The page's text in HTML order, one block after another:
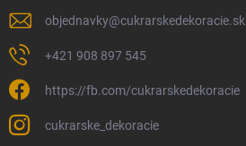
objednavky@cukrarskedekoracie.sk
+421 908 897 545
https://fb.com/cukrarskedekoracie
cukrarske_dekoracie